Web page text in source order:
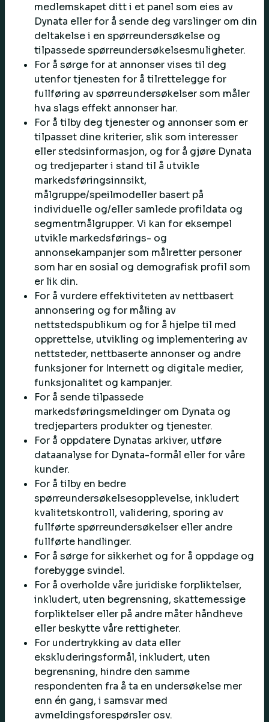
medlemskapet ditt i et panel som eies av
Dynata eller for å sende deg varslinger om din
deltakelse i en spørreundersøkelse og
tilpassede spørreundersøkelsesmuligheter.
For å sørge for at annonser vises til deg
utenfor tjenesten for å tilrettelegge for
fullføring av spørreundersøkelser som måler
hva slags effekt annonser har.
For å tilby deg tjenester og annonser som er
tilpasset dine kriterier, slik som interesser
eller stedsinformasjon, og for å gjøre Dynata
og tredjeparter i stand til å utvikle
markedsføringsinnsikt,
målgruppe/speilmodeller basert på
individuelle og/eller samlede profildata og
segmentmålgrupper. Vi kan for eksempel
utvikle markedsførings- og
annonsekampanjer som målretter personer
som har en sosial og demografisk profil som
er lik din.
For å vurdere effektiviteten av nettbasert
annonsering og for måling av
nettstedspublikum og for å hjelpe til med
opprettelse, utvikling og implementering av
nettsteder, nettbaserte annonser og andre
funksjoner for Internett og digitale medier,
funksjonalitet og kampanjer.
For å sende tilpassede
markedsføringsmeldinger om Dynata og
tredjeparters produkter og tjenester.
For å oppdatere Dynatas arkiver, utføre
dataanalyse for Dynata-formål eller for våre
kunder.
For å tilby en bedre
spørreundersøkelsesopplevelse, inkludert
kvalitetskontroll, validering, sporing av
fullførte spørreundersøkelser eller andre
fullførte handlinger.
For å sørge for sikkerhet og for å oppdage og
forebygge svindel.
For å overholde våre juridiske forpliktelser,
inkludert, uten begrensning, skattemessige
forpliktelser eller på andre måter håndheve
eller beskytte våre rettigheter.
For undertrykking av data eller
ekskluderingsformål, inkludert, uten
begrensning, hindre den samme
respondenten fra å ta en undersøkelse mer
enn én gang, i samsvar med
avmeldingsforespørsler osv.